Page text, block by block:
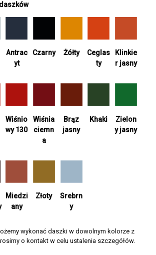
Antrac
yt
Czarny Żółty
Ceglas
ty
Klinkie
r jasny
Wiśnio
wy 130
Wiśnia
ciemn
a
Brąz
jasny
Khaki
Zielon
y jasny
Miedzi
any
Złoty
Srebrn
y
wykonać daszki w dowolnym kolorze z
o kontakt w celu ustalenia szczegółów.